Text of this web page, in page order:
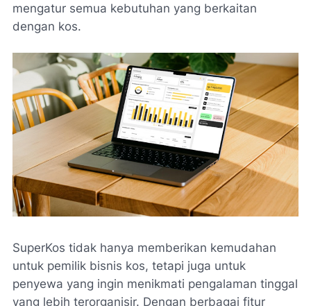
mengatur semua kebutuhan yang berkaitan
dengan kos.
SuperKos tidak hanya memberikan kemudahan
untuk pemilik bisnis kos, tetapi juga untuk
penyewa yang ingin menikmati pengalaman tinggal
yang lebih terorganisir. Dengan berbagai fitur